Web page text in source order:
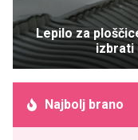
Lepilo za
izbrati
Najbolj brano